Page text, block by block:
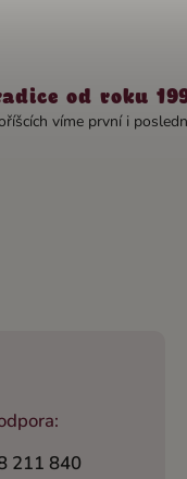
od roku
víme první i
211 840